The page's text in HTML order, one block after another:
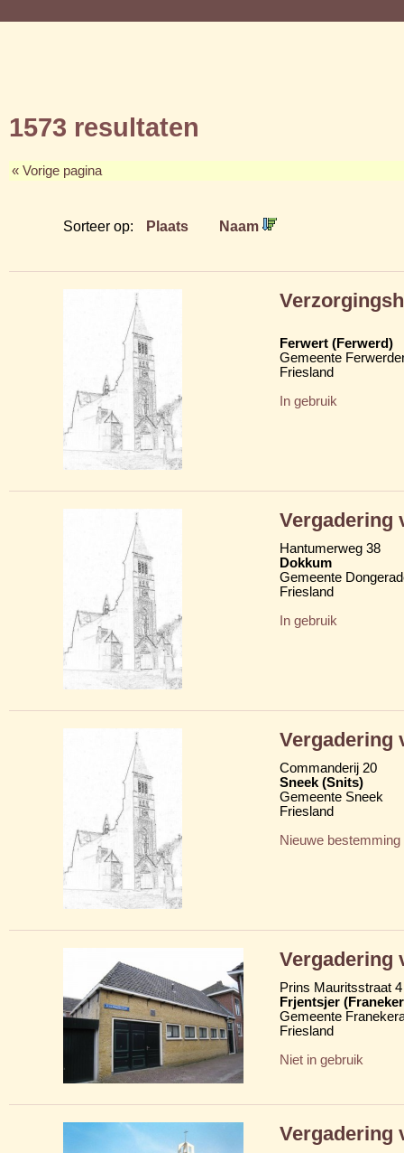
1573 resultaten
« Vorige pagina
Sorteer op: Plaats Naam
Ferwert (Ferwerd)
Gemeente
Friesland
In gebruik
Vergadering
Hantumerweg 38
Dokkum
Gemeente
Friesland
In gebruik
Vergadering
Commanderij 20
Sneek (Snits)
Gemeente Sneek
Friesland
Nieuwe bestemming
Vergadering
Prins Mauritsstraat 4
Frjentsjer
Gemeente
Friesland
Niet in gebruik
Vergadering